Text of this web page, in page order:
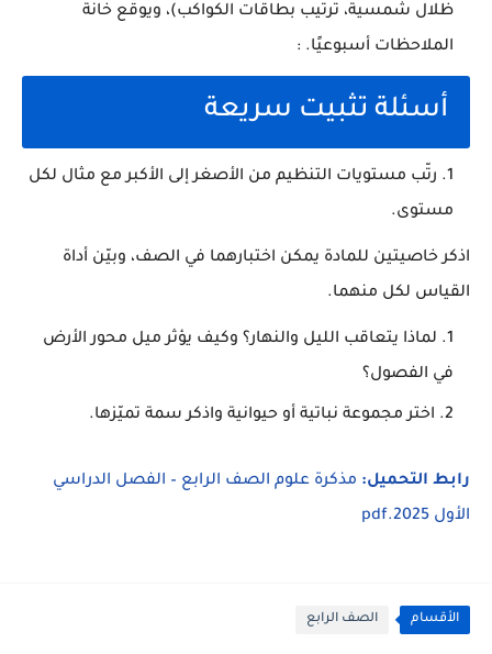
ظلال شمسية، ترتيب بطاقات الكواكب)، ويوقّع خانة
الملاحظات أسبوعيًا. :
أسئلة تثبيت سريعة
رتّب مستويات التنظيم من الأصغر إلى الأكبر مع مثال لكل
مستوى.
اذكر خاصيتين للمادة يمكن اختبارهما في الصف، وبيّن أداة
القياس لكل منهما.
لماذا يتعاقب الليل والنهار؟ وكيف يؤثر ميل محور الأرض
في الفصول؟
اختر مجموعة نباتية أو حيوانية واذكر سمة تميّزها.
رابط التحميل: مذكرة علوم الصف الرابع – الفصل الدراسي
الأول 2025.pdf
الأقسام الصف الرابع